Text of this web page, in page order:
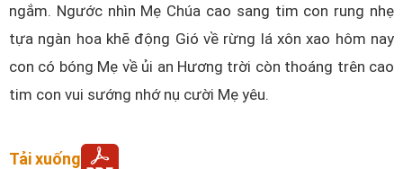
ngắm. Ngước nhìn Mẹ Chúa cao sang tim con rung nhẹ
tựa ngàn hoa khẽ động Gió về rừng lá xôn xao hôm nay
con có bóng Mẹ về ủi an Hương trời còn thoáng trên cao
tim con vui sướng nhớ nụ cười Mẹ yêu.
Tải xuống